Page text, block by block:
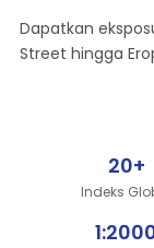
Dapatkan
Street hingga
20+
Indeks